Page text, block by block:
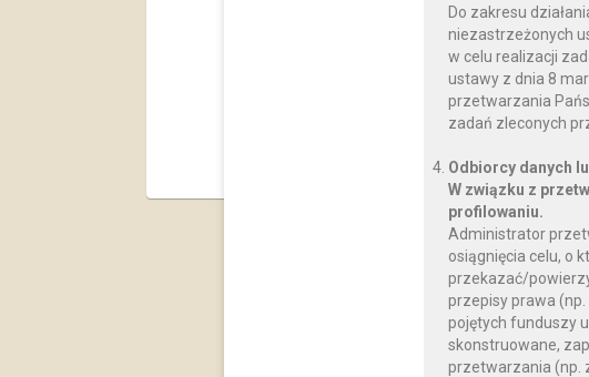
Tel. (62)
e- mail:
Dyrektor : mgr
Nr konta bankowego :
96 9256 0004
Do zakresu
niezastrzeżonych
w celu realizacji
ustawy z dnia 8
przetwarzania
zadań zleconych
Odbiorcy danych
W związku z
profilowaniu.
Administrator
osiągnięcia celu, o
przekazać/
przepisy prawa
pojętych funduszy
skonstruowane,
przetwarzania (np.